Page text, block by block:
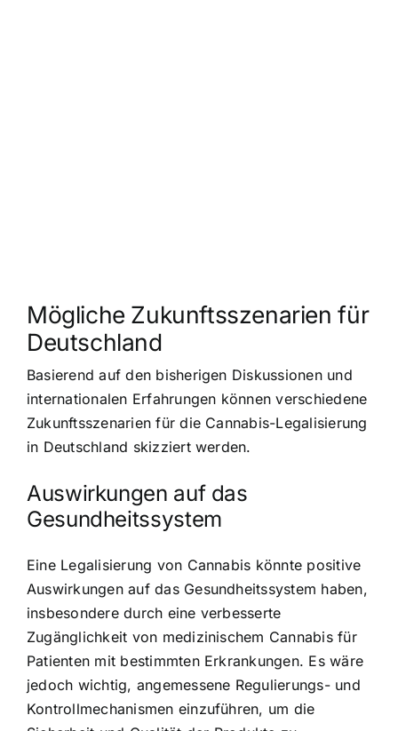
Mögliche Zukunftsszenarien für
Deutschland
Basierend auf den bisherigen Diskussionen und
internationalen Erfahrungen können verschiedene
Zukunftsszenarien für die Cannabis-Legalisierung
in Deutschland skizziert werden.
Auswirkungen auf das
Gesundheitssystem
Eine Legalisierung von Cannabis könnte positive
Auswirkungen auf das Gesundheitssystem haben,
insbesondere durch eine verbesserte
Zugänglichkeit von medizinischem Cannabis für
Patienten mit bestimmten Erkrankungen. Es wäre
jedoch wichtig, angemessene Regulierungs- und
Kontrollmechanismen einzuführen, um die